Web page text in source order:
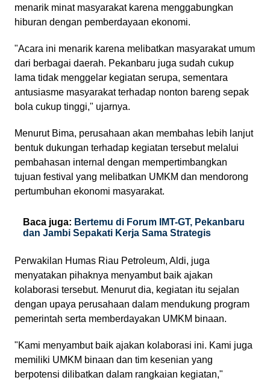
menarik minat masyarakat karena menggabungkan
hiburan dengan pemberdayaan ekonomi.
"Acara ini menarik karena melibatkan masyarakat umum
dari berbagai daerah. Pekanbaru juga sudah cukup
lama tidak menggelar kegiatan serupa, sementara
antusiasme masyarakat terhadap nonton bareng sepak
bola cukup tinggi," ujarnya.
Menurut Bima, perusahaan akan membahas lebih lanjut
bentuk dukungan terhadap kegiatan tersebut melalui
pembahasan internal dengan mempertimbangkan
tujuan festival yang melibatkan UMKM dan mendorong
pertumbuhan ekonomi masyarakat.
Baca juga: Bertemu di Forum IMT-GT, Pekanbaru
dan Jambi Sepakati Kerja Sama Strategis
Perwakilan Humas Riau Petroleum, Aldi, juga
menyatakan pihaknya menyambut baik ajakan
kolaborasi tersebut. Menurut dia, kegiatan itu sejalan
dengan upaya perusahaan dalam mendukung program
pemerintah serta memberdayakan UMKM binaan.
"Kami menyambut baik ajakan kolaborasi ini. Kami juga
memiliki UMKM binaan dan tim kesenian yang
berpotensi dilibatkan dalam rangkaian kegiatan,"